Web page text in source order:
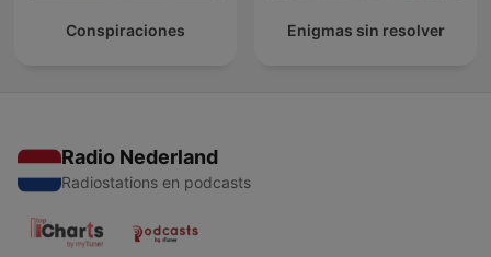
Conspiraciones Enigmas sin resolver
Radio Nederland
Radiostations en podcasts